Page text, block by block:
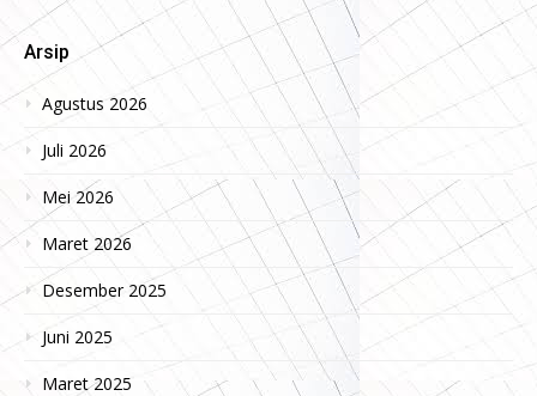
Arsip
Agustus 2026
Juli 2026
Mei 2026
Maret 2026
Desember 2025
Juni 2025
Maret 2025